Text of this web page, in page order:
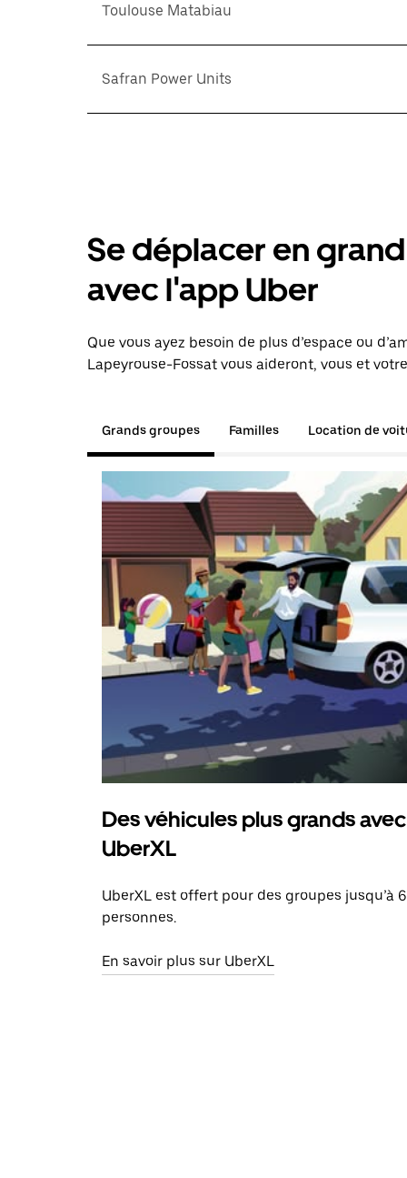
Toulouse Matabiau
Safran Power Units
Se déplacer en
avec l'app Uber
Que vous ayez besoin de plus d’espace ou
Lapeyrouse-Fossat vous aideront, vous et
Grands groupes Familles Location de
Des véhicules plus grands avec
UberXL
UberXL est offert pour des groupes jusqu’à 6
personnes.
En savoir plus sur UberXL